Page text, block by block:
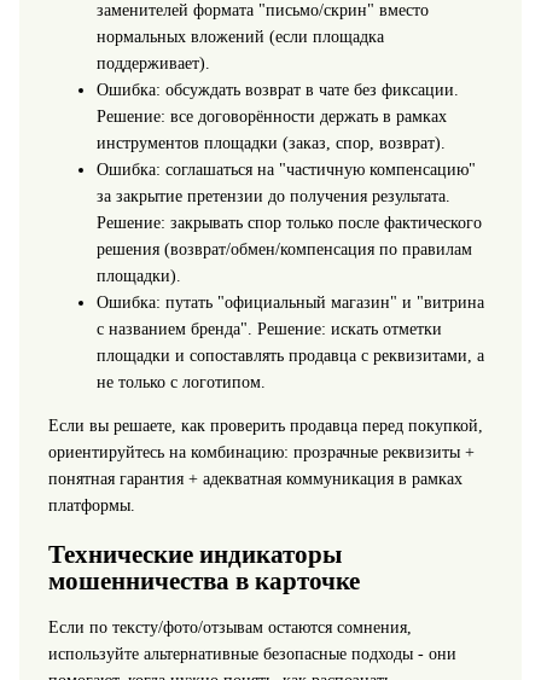
заменителей формата "письмо/скрин" вместо
нормальных вложений (если площадка
поддерживает).
Ошибка: обсуждать возврат в чате без фиксации.
Решение: все договорённости держать в рамках
инструментов площадки (заказ, спор, возврат).
Ошибка: соглашаться на "частичную компенсацию"
за закрытие претензии до получения результата.
Решение: закрывать спор только после фактического
решения (возврат/обмен/компенсация по правилам
площадки).
Ошибка: путать "официальный магазин" и "витрина
с названием бренда". Решение: искать отметки
площадки и сопоставлять продавца с реквизитами, а
не только с логотипом.
Если вы решаете, как проверить продавца перед покупкой,
ориентируйтесь на комбинацию: прозрачные реквизиты +
понятная гарантия + адекватная коммуникация в рамках
платформы.
Технические индикаторы
мошенничества в карточке
Если по тексту/фото/отзывам остаются сомнения,
используйте альтернативные безопасные подходы - они